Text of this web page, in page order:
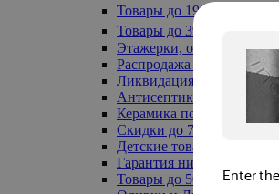
Товары до 199₽
Товары до 399₽
Этажерки, обувницы
Распродажа текстиля до -
Ликвидация до -70%
Антисептики
Керамика по 129 руб
Скидки до 70%
Детские товары
Гарантия низкой цены
Товары до 500 руб